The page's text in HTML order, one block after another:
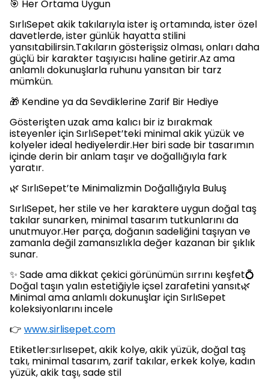
🎯 Her Ortama Uygun
SırlıSepet akik takılarıyla ister iş ortamında, ister özel
davetlerde, ister günlük hayatta stilini
yansıtabilirsin.Takıların gösterişsiz olması, onları daha
güçlü bir karakter taşıyıcısı haline getirir.Az ama
anlamlı dokunuşlarla ruhunu yansıtan bir tarz
mümkün.
🎁 Kendine ya da Sevdiklerine Zarif Bir Hediye
Gösterişten uzak ama kalıcı bir iz bırakmak
isteyenler için SırlıSepet’teki minimal akik yüzük ve
kolyeler ideal hediyelerdir.Her biri sade bir tasarımın
içinde derin bir anlam taşır ve doğallığıyla fark
yaratır.
🌿 SırlıSepet’te Minimalizmin Doğallığıyla Buluş
SırlıSepet, her stile ve her karaktere uygun doğal taş
takılar sunarken, minimal tasarım tutkunlarını da
unutmuyor.Her parça, doğanın sadeliğini taşıyan ve
zamanla değil zamansızlıkla değer kazanan bir şıklık
sunar.
✨ Sade ama dikkat çekici görünümün sırrını keşfet💍
Doğal taşın yalın estetiğiyle içsel zarafetini yansıt🌿
Minimal ama anlamlı dokunuşlar için SırlıSepet
koleksiyonlarını incele
👉 www.sirlisepet.com
Etiketler:sırlısepet, akik kolye, akik yüzük, doğal taş
takı, minimal tasarım, zarif takılar, erkek kolye, kadın
yüzük, akik taşı, sade stil